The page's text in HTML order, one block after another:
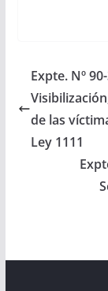
Producción y
Desarrollo
de la
Salta,…
Expte. Nº
de las
Ley 1111